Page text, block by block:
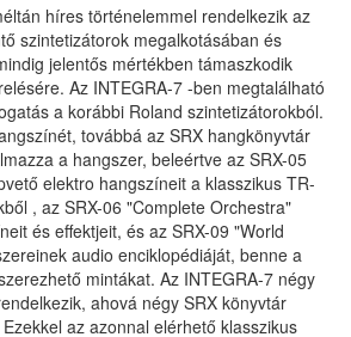
híres történelemmel rendelkezik az
szintetizátorok megalkotásában és
jelentős mértékben támaszkodik
Az INTEGRA-7 -ben megtalálható
a korábbi Roland szintetizátorokból.
továbbá az SRX hangkönyvtár
a hangszer, beleértve az SRX-05
elektro hangszíneit a klasszikus TR-
, az SRX-06 "Complete Orchestra"
és effektjeit, és az SRX-09 "World
audio enciklopédiáját, benne a
mintákat. Az INTEGRA-7 négy
ahová négy SRX könyvtár
az azonnal elérhető klasszikus